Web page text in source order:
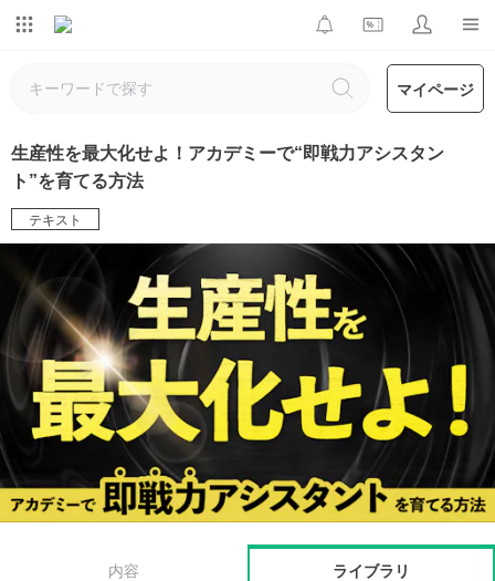
マイページ
生産性を最大化せよ！アカデミーで“即戦力アシスタン
ト”を育てる方法
テキスト
内容 ライブラリ